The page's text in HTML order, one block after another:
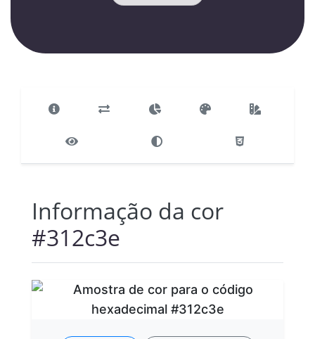
Informação da cor
#312c3e